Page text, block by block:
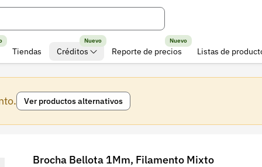
Tiendas Créditos
Nuevo
Reporte de precios
Nuevo
Listas de
Ver productos alternativos
Brocha Bellota 1Mm, Filamento Mixto